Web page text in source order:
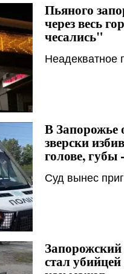
Пьяного
через весь
чесались"
Неадекватное
В Запорожье
зверски
голове, губы
Суд вынес
стал